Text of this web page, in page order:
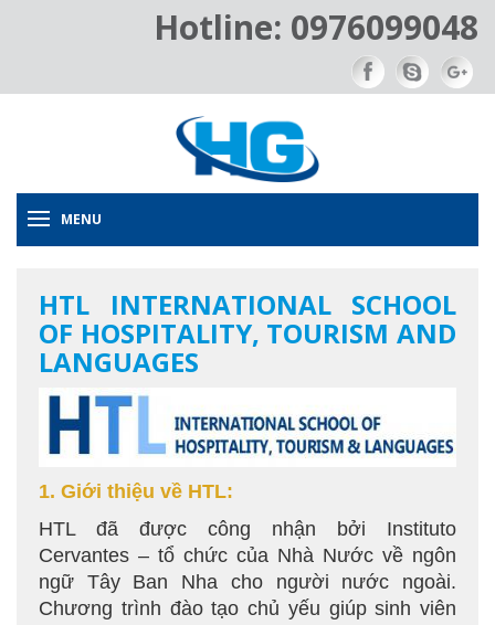
Hotline: 0976099048
MENU
HTL INTERNATIONAL SCHOOL
OF HOSPITALITY, TOURISM AND
LANGUAGES
1. Giới thiệu về HTL:
HTL đã được công nhận bởi Instituto
Cervantes – tổ chức của Nhà Nước về ngôn
ngữ Tây Ban Nha cho người nước ngoài.
Chương trình đào tạo chủ yếu giúp sinh viên